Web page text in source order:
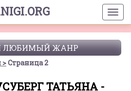
ЛЮБИМЫЙ ЖАНР
Страница 2
ТАТЬЯНА -